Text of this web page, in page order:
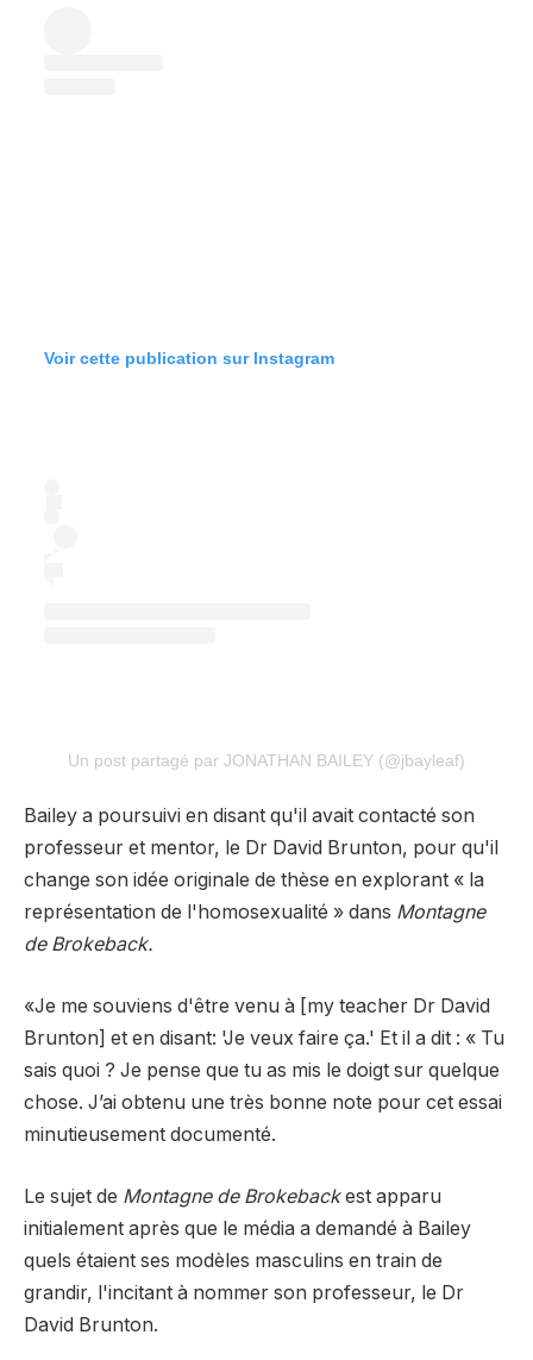
Voir cette publication sur Instagram
Un post partagé par JONATHAN BAILEY (@jbayleaf)
Bailey a poursuivi en disant qu'il avait contacté son
professeur et mentor, le Dr David Brunton, pour qu'il
change son idée originale de thèse en explorant « la
représentation de l'homosexualité » dans Montagne
de Brokeback.
«Je me souviens d'être venu à [my teacher Dr David
Brunton] et en disant: 'Je veux faire ça.' Et il a dit : « Tu
sais quoi ? Je pense que tu as mis le doigt sur quelque
chose. J’ai obtenu une très bonne note pour cet essai
minutieusement documenté.
Le sujet de Montagne de Brokebackest apparu
initialement après que le média a demandé à Bailey
quels étaient ses modèles masculins en train de
grandir, l'incitant à nommer son professeur, le Dr
David Brunton.